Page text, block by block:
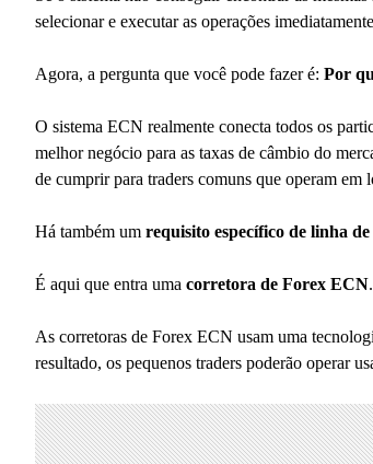
selecionar e executar as operações
Agora, a pergunta que você pode fazer é: Por
O sistema ECN realmente conecta todos os
melhor negócio para as taxas de câmbio do
de cumprir para traders comuns que operam em
Há também um requisito específico de linha
É aqui que entra uma corretora de Forex ECN
As corretoras de Forex ECN usam uma
resultado, os pequenos traders poderão operar